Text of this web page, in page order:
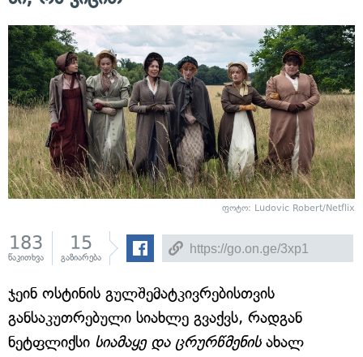
ფოტო: Ludovic Robert/Netflix
183
წაკითხვა
15
გაზიარება
ჯეინ ოსტინის გულშემატკივრებისთვის
განსაკუთრებული სიახლე გვაქვს, რადგან
ნეტფლიქსი სიამაყე და ცრურწმენის ახალ